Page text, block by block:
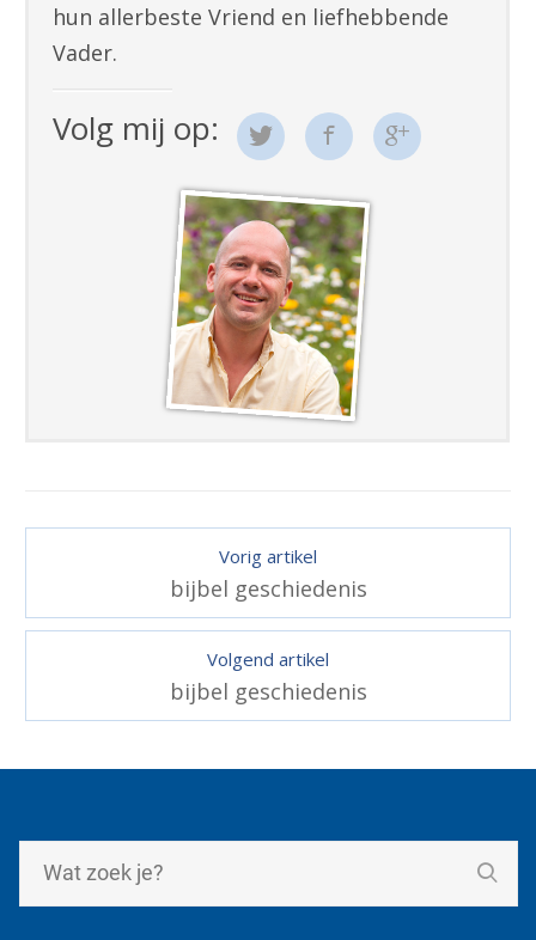
hun allerbeste Vriend en liefhebbende
Vader.
Volg mij op:
Vorig artikel
bijbel geschiedenis
Volgend artikel
bijbel geschiedenis